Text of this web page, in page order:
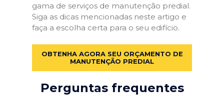
gama de serviços de manutenção predial.
Siga as dicas mencionadas neste artigo e
faça a escolha certa para o seu edifício.
OBTENHA AGORA SEU ORÇAMENTO DE
MANUTENÇÃO PREDIAL
Perguntas frequentes